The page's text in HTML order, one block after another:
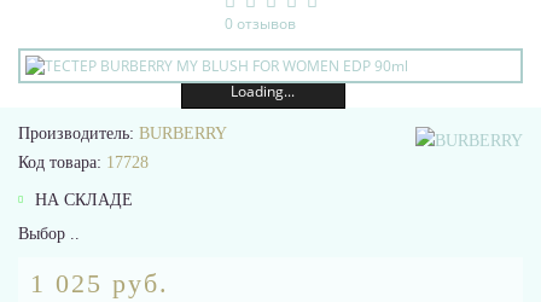
0 отзывов
Loading...
Производитель: BURBERRY
Код товара: 17728
НА СКЛАДЕ
Выбор ..
1 025 руб.